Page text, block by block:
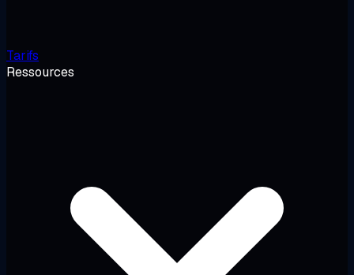
Tarifs
Ressources